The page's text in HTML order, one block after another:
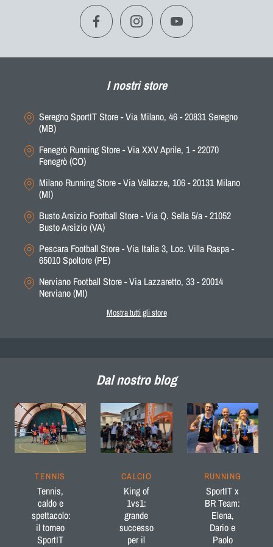
I nostri store
Seregno SportIT Store - Via Milano, 46 - 20831 Seregno
(MB)
Fenegrò Running Store - Via XXV Aprile, 1 - 22070
Fenegrò (CO)
Milano Running Store - Via Vallazze, 106 - 20131 Milano
(MI)
Busto Arsizio Football Store - Via Q. Sella 5/a - 21052
Busto Arsizio (VA)
Pescara Football Store - Via Italia 3, Loc. Villa Raspa -
65010 Spoltore (PE)
Nerviano Football Store - Via Lazzaretto, 33 - 20014
Nerviano (MI)
Mostra tutti gli store
Dal nostro blog
TENNIS
Tennis,
caldo e
spettacolo:
il torneo
SportIT
CALCIO
King of
1vs1:
grande
successo
per il
RUNNING
SportIT x
BR Team:
Elena,
Dario e
Paolo